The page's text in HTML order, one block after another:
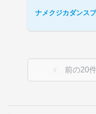
ナメクジカダンス
前の20